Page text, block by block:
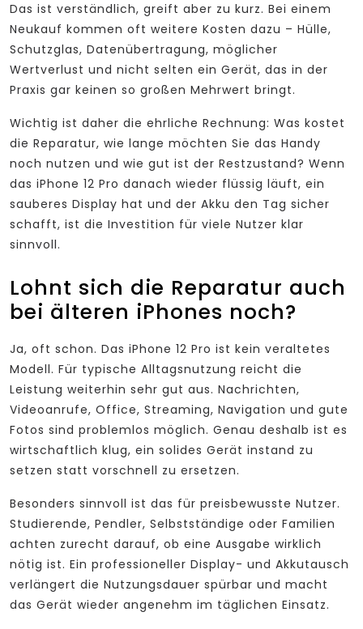
Das ist verständlich, greift aber zu kurz. Bei einem
Neukauf kommen oft weitere Kosten dazu – Hülle,
Schutzglas, Datenübertragung, möglicher
Wertverlust und nicht selten ein Gerät, das in der
Praxis gar keinen so großen Mehrwert bringt.
Wichtig ist daher die ehrliche Rechnung: Was kostet
die Reparatur, wie lange möchten Sie das Handy
noch nutzen und wie gut ist der Restzustand? Wenn
das iPhone 12 Pro danach wieder flüssig läuft, ein
sauberes Display hat und der Akku den Tag sicher
schafft, ist die Investition für viele Nutzer klar
sinnvoll.
Lohnt sich die Reparatur auch
bei älteren iPhones noch?
Ja, oft schon. Das iPhone 12 Pro ist kein veraltetes
Modell. Für typische Alltagsnutzung reicht die
Leistung weiterhin sehr gut aus. Nachrichten,
Videoanrufe, Office, Streaming, Navigation und gute
Fotos sind problemlos möglich. Genau deshalb ist es
wirtschaftlich klug, ein solides Gerät instand zu
setzen statt vorschnell zu ersetzen.
Besonders sinnvoll ist das für preisbewusste Nutzer.
Studierende, Pendler, Selbstständige oder Familien
achten zurecht darauf, ob eine Ausgabe wirklich
nötig ist. Ein professioneller Display- und Akkutausch
verlängert die Nutzungsdauer spürbar und macht
das Gerät wieder angenehm im täglichen Einsatz.